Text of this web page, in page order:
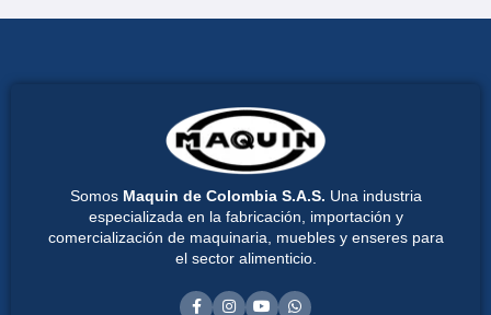
Somos Maquin de Colombia S.A.S. Una industria
especializada en la fabricación, importación y
comercialización de maquinaria, muebles y enseres para
el sector alimenticio.